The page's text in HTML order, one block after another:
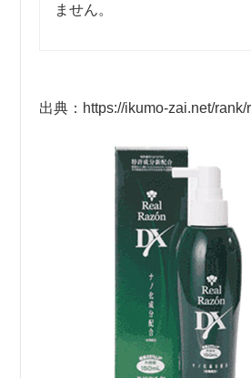
ません。
出典：https://ikumo-zai.net/rank/